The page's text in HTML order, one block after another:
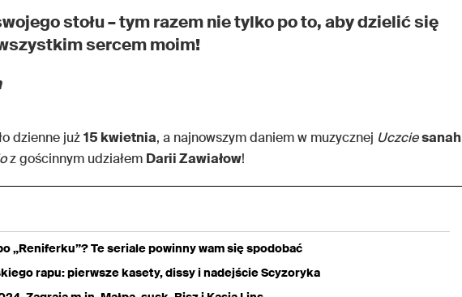
stołu – tym razem nie tylko po to, aby dzielić się
sercem moim!
dzienne już15 kwietnia, a najnowszym daniem w muzycznej Uczciesanah
z gościnnym udziałem Darii Zawiałow!
„Reniferku”? Te seriale powinny wam się spodobać
rapu: pierwsze kasety, dissy i nadejście Scyzoryka